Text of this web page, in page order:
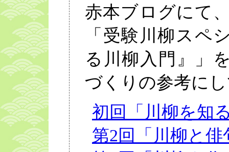
赤本ブログにて
「受験川柳スペ
る川柳入門』」
づくりの参考に
初回「川柳を知
第2回「川柳と